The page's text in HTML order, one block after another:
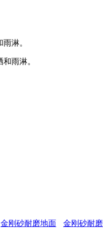
淋。
雨淋。
金刚砂耐磨地面 金刚砂耐